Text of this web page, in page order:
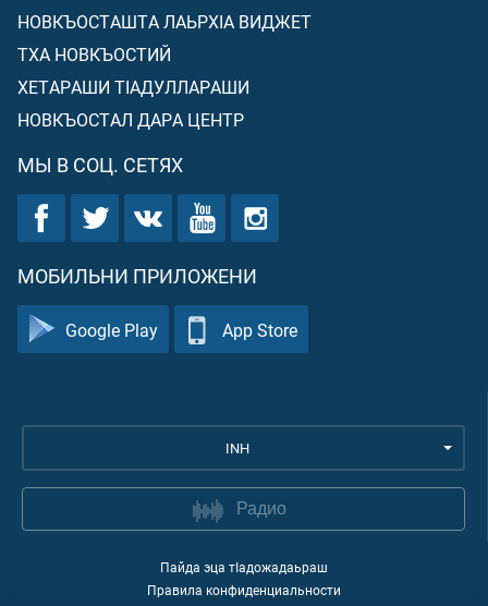
НОВКЪОСТАШТА ЛАЬРХIА ВИДЖЕТ
ТХА НОВКЪОСТИЙ
ХЕТАРАШИ ТIАДУЛЛАРАШИ
НОВКЪОСТАЛ ДАРА ЦЕНТР
МЫ В СОЦ. СЕТЯХ
МОБИЛЬНИ ПРИЛОЖЕНИ
Google Play App Store
INH
Радио
Пайда эца тIадожадаьраш
Правила конфиденциальности